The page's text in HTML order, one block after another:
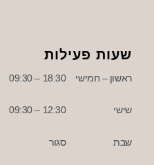
שעות פעילות
ראשון – חמישי
שישי
שבת
18:30 – 09:30
12:30 – 09:30
סגור